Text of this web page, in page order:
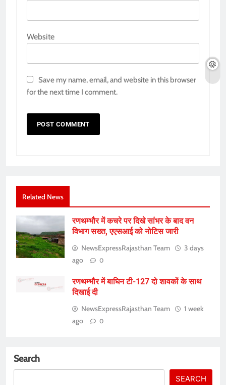
Website
Save my name, email, and website in this browser
for the next time I comment.
Related News
रणथम्भौर में कचरे पर दिखे सांभर के बाद वन
विभाग सख्त, एएसआई को नोटिस जारी
NewsExpressRajasthan Team
3 days
ago
0
रणथम्भौर में बाघिन टी-127 दो शावकों के साथ
दिखाई दी
NewsExpressRajasthan Team
1 week
ago
0
Search
SEARCH